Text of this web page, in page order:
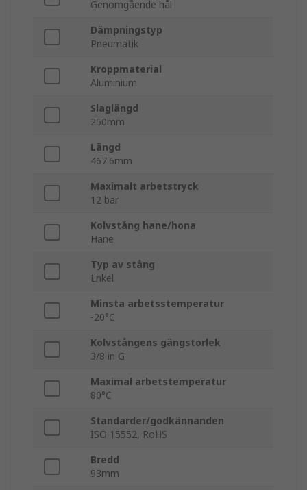
Genomgående hål
Dämpningstyp
Pneumatik
Kroppmaterial
Aluminium
Slaglängd
250mm
Längd
467.6mm
Maximalt arbetstryck
12 bar
Kolvstång hane/hona
Hane
Typ av stång
Enkel
Minsta arbetsstemperatur
-20°C
Kolvstångens gängstorlek
3/8 in G
Maximal arbetstemperatur
80°C
Standarder/godkännanden
ISO 15552, RoHS
Bredd
93mm